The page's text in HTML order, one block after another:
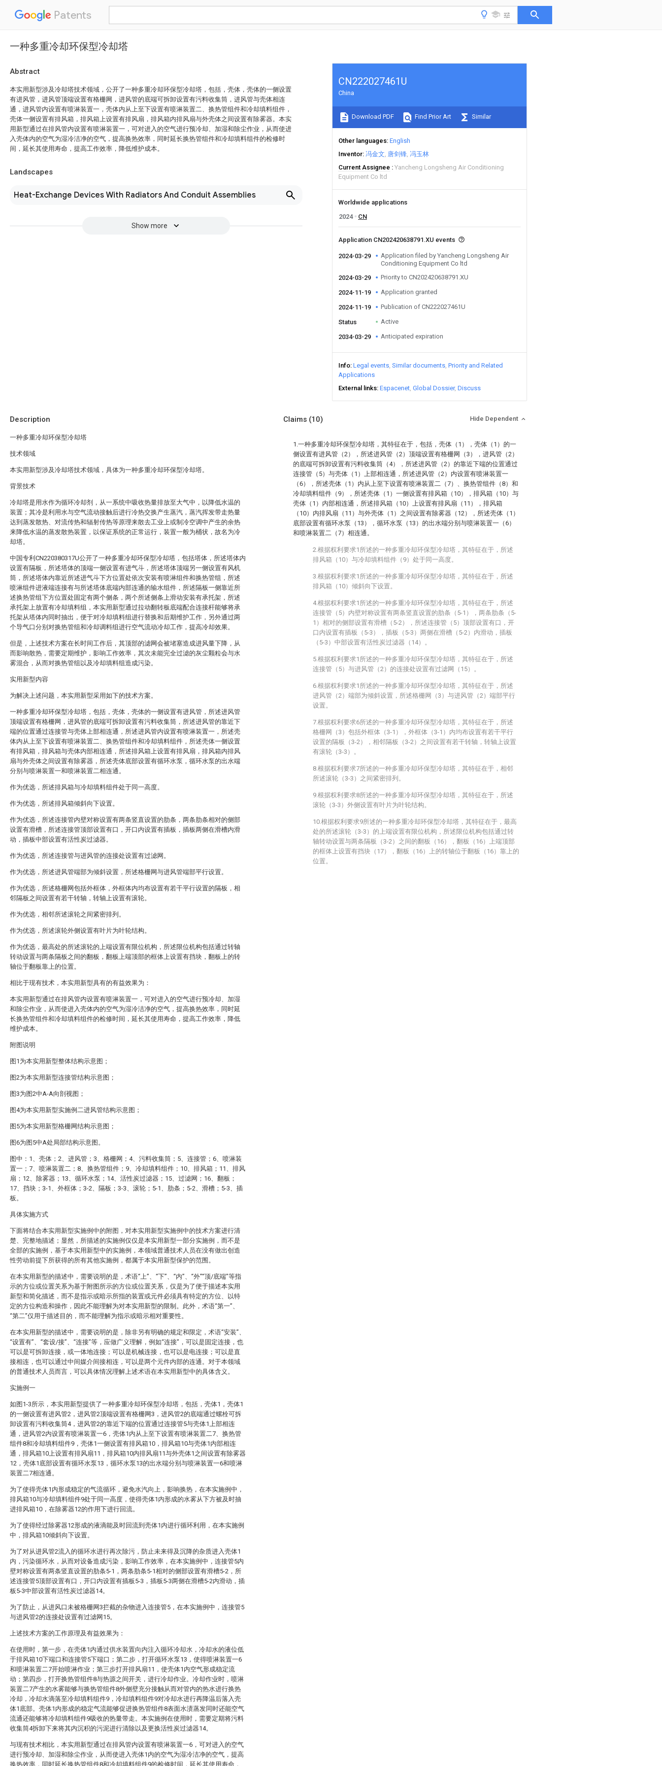
Patents
一种多重冷却环保型冷却塔
Abstract
本实用新型涉及冷却塔技术领域，公开了一种多重冷却环保型冷却塔，包括，壳体，壳体的一侧设置
有进风管，进风管顶端设置有格栅网，进风管的底端可拆卸设置有污料收集筒，进风管与壳体相连
通，进风管内设置有喷淋装置一，壳体内从上至下设置有喷淋装置二、换热管组件和冷却填料组件，
壳体一侧设置有排风箱，排风箱上设置有排风扇，排风箱内排风扇与外壳体之间设置有除雾器。本实
用新型通过在排风管内设置有喷淋装置一，可对进入的空气进行预冷却、加湿和除尘作业，从而使进
入壳体内的空气为湿冷洁净的空气，提高换热效率，同时延长换热管组件和冷却填料组件的检修时
间，延长其使用寿命，提高工作效率，降低维护成本。
Landscapes
Heat-Exchange Devices With Radiators And Conduit Assemblies
Show more
CN222027461U
China
Download PDF Find Prior Art Similar
Other languages English
Inventor 冯金文 唐剑锋 冯玉林
Current Assignee
Yancheng Longsheng Air Conditioning
Equipment Co ltd
Worldwide applications
2024
CN
Application CN202420638791.XU events
2024-03-29
Application filed by Yancheng Longsheng Air
Conditioning Equipment Co ltd
2024-03-29
Priority to CN202420638791.XU
2024-11-19 Application granted
2024-11-19 Publication of CN222027461U
Status Active
2034-03-29 Anticipated expiration
Info Legal events Similar documents Priority and Related
Applications
External links Espacenet Global Dossier Discuss
Description
一种多重冷却环保型冷却塔
技术领域
本实用新型涉及冷却塔技术领域，具体为一种多重冷却环保型冷却塔。
背景技术
冷却塔是用水作为循环冷却剂，从一系统中吸收热量排放至大气中，以降低水温的
装置；其冷是利用水与空气流动接触后进行冷热交换产生蒸汽，蒸汽挥发带走热量
达到蒸发散热、对流传热和辐射传热等原理来散去工业上或制冷空调中产生的余热
来降低水温的蒸发散热装置，以保证系统的正常运行，装置一般为桶状，故名为冷
却塔。
中国专利CN220380317U公开了一种多重冷却环保型冷却塔，包括塔体，所述塔体内
设置有隔板，所述塔体的顶端一侧设置有进气斗，所述塔体顶端另一侧设置有风机
筒，所述塔体内靠近所述进气斗下方位置处依次安装有喷淋组件和换热管组，所述
喷淋组件进液端连接有与所述塔体底端内部连通的输水组件，所述隔板一侧靠近所
述换热管组下方位置处固定有两个侧条，两个所述侧条上滑动安装有承托架，所述
承托架上放置有冷却填料组，本实用新型通过拉动翻转板底端配合连接杆能够将承
托架从塔体内同时抽出，便于对冷却填料组进行替换和后期维护工作，另外通过两
个导气口分别对换热管组和冷却调料组进行空气流动冷却工作，提高冷却效果。
但是，上述技术方案在长时间工作后，其顶部的滤网会被堵塞造成进风量下降，从
而影响散热，需要定期维护，影响工作效率，其次未能完全过滤的灰尘颗粒会与水
雾混合，从而对换热管组以及冷却填料组造成污染。
实用新型内容
为解决上述问题，本实用新型采用如下的技术方案。
一种多重冷却环保型冷却塔，包括，壳体，壳体的一侧设置有进风管，所述进风管
顶端设置有格栅网，进风管的底端可拆卸设置有污料收集筒，所述进风管的靠近下
端的位置通过连接管与壳体上部相连通，所述进风管内设置有喷淋装置一，所述壳
体内从上至下设置有喷淋装置二、换热管组件和冷却填料组件，所述壳体一侧设置
有排风箱，排风箱与壳体内部相连通，所述排风箱上设置有排风扇，排风箱内排风
扇与外壳体之间设置有除雾器，所述壳体底部设置有循环水泵，循环水泵的出水端
分别与喷淋装置一和喷淋装置二相连通。
作为优选，所述排风箱与冷却填料组件处于同一高度。
作为优选，所述排风箱倾斜向下设置。
作为优选，所述连接管内壁对称设置有两条竖直设置的肋条，两条肋条相对的侧部
设置有滑槽，所述连接管顶部设置有口，开口内设置有插板，插板两侧在滑槽内滑
动，插板中部设置有活性炭过滤器。
作为优选，所述连接管与进风管的连接处设置有过滤网。
作为优选，所述进风管端部为倾斜设置，所述格栅网与进风管端部平行设置。
作为优选，所述格栅网包括外框体，外框体内均布设置有若干平行设置的隔板，相
邻隔板之间设置有若干转轴，转轴上设置有滚轮。
作为优选，相邻所述滚轮之间紧密排列。
作为优选，所述滚轮外侧设置有叶片为叶轮结构。
作为优选，最高处的所述滚轮的上端设置有限位机构，所述限位机构包括通过转轴
转动设置与两条隔板之间的翻板，翻板上端顶部的框体上设置有挡块，翻板上的转
轴位于翻板靠上的位置。
相比于现有技术，本实用新型具有的有益效果为：
本实用新型通过在排风管内设置有喷淋装置一，可对进入的空气进行预冷却、加湿
和除尘作业，从而使进入壳体内的空气为湿冷洁净的空气，提高换热效率，同时延
长换热管组件和冷却填料组件的检修时间，延长其使用寿命，提高工作效率，降低
维护成本。
附图说明
图1为本实用新型整体结构示意图；
图2为本实用新型连接管结构示意图；
图3为图2中A-A向剖视图；
图4为本实用新型实施例二进风管结构示意图；
图5为本实用新型格栅网结构示意图；
图6为图5中A处局部结构示意图。
图中：1、壳体；2、进风管；3、格栅网；4、污料收集筒；5、连接管；6、喷淋装
置一；7、喷淋装置二；8、换热管组件；9、冷却填料组件；10、排风箱；11、排风
扇；12、除雾器；13、循环水泵；14、活性炭过滤器；15、过滤网；16、翻板；
17、挡块；3-1、外框体；3-2、隔板；3-3、滚轮；5-1、肋条；5-2、滑槽；5-3、插
板。
具体实施方式
下面将结合本实用新型实施例中的附图，对本实用新型实施例中的技术方案进行清
楚、完整地描述；显然，所描述的实施例仅仅是本实用新型一部分实施例，而不是
全部的实施例，基于本实用新型中的实施例，本领域普通技术人员在没有做出创造
性劳动前提下所获得的所有其他实施例，都属于本实用新型保护的范围。
在本实用新型的描述中，需要说明的是，术语“上”、“下”、“内”、“外”“顶/底端”等指
示的方位或位置关系为基于附图所示的方位或位置关系，仅是为了便于描述本实用
新型和简化描述，而不是指示或暗示所指的装置或元件必须具有特定的方位、以特
定的方位构造和操作，因此不能理解为对本实用新型的限制。此外，术语“第一”、
“第二”仅用于描述目的，而不能理解为指示或暗示相对重要性。
在本实用新型的描述中，需要说明的是，除非另有明确的规定和限定，术语“安装”、
“设置有”、“套设/接”、“连接”等，应做广义理解，例如“连接”，可以是固定连接，也
可以是可拆卸连接，或一体地连接；可以是机械连接，也可以是电连接；可以是直
接相连，也可以通过中间媒介间接相连，可以是两个元件内部的连通。对于本领域
的普通技术人员而言，可以具体情况理解上述术语在本实用新型中的具体含义。
实施例一
如图1-3所示，本实用新型提供了一种多重冷却环保型冷却塔，包括，壳体1，壳体1
的一侧设置有进风管2，进风管2顶端设置有格栅网3，进风管2的底端通过螺栓可拆
卸设置有污料收集筒4，进风管2的靠近下端的位置通过连接管5与壳体1上部相连
通，进风管2内设置有喷淋装置一6，壳体1内从上至下设置有喷淋装置二7、换热管
组件8和冷却填料组件9，壳体1一侧设置有排风箱10，排风箱10与壳体1内部相连
通，排风箱10上设置有排风扇11，排风箱10内排风扇11与外壳体1之间设置有除雾器
12，壳体1底部设置有循环水泵13，循环水泵13的出水端分别与喷淋装置一6和喷淋
装置二7相连通。
为了使得壳体1内形成稳定的气流循环，避免水汽向上，影响换热，在本实施例中，
排风箱10与冷却填料组件9处于同一高度，使得壳体1内形成的水雾从下方被及时抽
进排风箱10，在除雾器12的作用下进行回流。
为了使得经过除雾器12形成的液滴能及时回流到壳体1内进行循环利用，在本实施例
中，排风箱10倾斜向下设置。
为了对从进风管2流入的循环水进行再次除污，防止未来得及沉降的杂质进入壳体1
内，污染循环水，从而对设备造成污染，影响工作效率，在本实施例中，连接管5内
壁对称设置有两条竖直设置的肋条5-1，两条肋条5-1相对的侧部设置有滑槽5-2，所
述连接管5顶部设置有口，开口内设置有插板5-3，插板5-3两侧在滑槽5-2内滑动，插
板5-3中部设置有活性炭过滤器14。
为了防止，从进风口未被格栅网3拦截的杂物进入连接管5，在本实施例中，连接管5
与进风管2的连接处设置有过滤网15。
上述技术方案的工作原理及有益效果为：
在使用时，第一步，在壳体1内通过供水装置向内注入循环冷却水，冷却水的液位低
于排风箱10下端口和连接管5下端口；第二步，打开循环水泵13，使得喷淋装置一6
和喷淋装置二7开始喷淋作业；第三步打开排风扇11，使壳体1内空气形成稳定流
动；第四步，打开换热管组件8与热源之间开关，进行冷却作业。冷却作业时，喷淋
装置二7产生的水雾能够与换热管组件8外侧壁充分接触从而对管内的热水进行换热
冷却，冷却水滴落至冷却填料组件9，冷却填料组件9对冷却水进行再降温后落入壳
体1底部。壳体1内形成的稳定气流能够促进换热管组件8表面水渍蒸发同时还能空气
流通还能够将冷却填料组件9吸收的热量带走。本实施例在使用时，需要定期将污料
收集筒4拆卸下来将其内沉积的污泥进行清除以及更换活性炭过滤器14。
与现有技术相比，本实用新型通过在排风管内设置有喷淋装置一6，可对进入的空气
进行预冷却、加湿和除尘作业，从而使进入壳体1内的空气为湿冷洁净的空气，提高
换热效率，同时延长换热管组件8和冷却填料组件9的检修时间，延长其使用寿命，
Claims (10) Hide Dependent
1.一种多重冷却环保型冷却塔，其特征在于，包括，壳体（1），壳体（1）的一
侧设置有进风管（2），所述进风管（2）顶端设置有格栅网（3），进风管（2）
的底端可拆卸设置有污料收集筒（4），所述进风管（2）的靠近下端的位置通过
连接管（5）与壳体（1）上部相连通，所述进风管（2）内设置有喷淋装置一
（6），所述壳体（1）内从上至下设置有喷淋装置二（7）、换热管组件（8）和
冷却填料组件（9），所述壳体（1）一侧设置有排风箱（10），排风箱（10）与
壳体（1）内部相连通，所述排风箱（10）上设置有排风扇（11），排风箱
（10）内排风扇（11）与外壳体（1）之间设置有除雾器（12），所述壳体（1）
底部设置有循环水泵（13），循环水泵（13）的出水端分别与喷淋装置一（6）
和喷淋装置二（7）相连通。
2.根据权利要求1所述的一种多重冷却环保型冷却塔，其特征在于，所述
排风箱（10）与冷却填料组件（9）处于同一高度。
3.根据权利要求1所述的一种多重冷却环保型冷却塔，其特征在于，所述
排风箱（10）倾斜向下设置。
4.根据权利要求1所述的一种多重冷却环保型冷却塔，其特征在于，所述
连接管（5）内壁对称设置有两条竖直设置的肋条（5-1），两条肋条（5-
1）相对的侧部设置有滑槽（5-2），所述连接管（5）顶部设置有口，开
口内设置有插板（5-3），插板（5-3）两侧在滑槽（5-2）内滑动，插板
（5-3）中部设置有活性炭过滤器（14）。
5.根据权利要求1所述的一种多重冷却环保型冷却塔，其特征在于，所述
连接管（5）与进风管（2）的连接处设置有过滤网（15）。
6.根据权利要求1所述的一种多重冷却环保型冷却塔，其特征在于，所述
进风管（2）端部为倾斜设置，所述格栅网（3）与进风管（2）端部平行
设置。
7.根据权利要求6所述的一种多重冷却环保型冷却塔，其特征在于，所述
格栅网（3）包括外框体（3-1），外框体（3-1）内均布设置有若干平行
设置的隔板（3-2），相邻隔板（3-2）之间设置有若干转轴，转轴上设置
有滚轮（3-3）。
8.根据权利要求7所述的一种多重冷却环保型冷却塔，其特征在于，相邻
所述滚轮（3-3）之间紧密排列。
9.根据权利要求8所述的一种多重冷却环保型冷却塔，其特征在于，所述
滚轮（3-3）外侧设置有叶片为叶轮结构。
10.根据权利要求9所述的一种多重冷却环保型冷却塔，其特征在于，最高
处的所述滚轮（3-3）的上端设置有限位机构，所述限位机构包括通过转
轴转动设置与两条隔板（3-2）之间的翻板（16），翻板（16）上端顶部
的框体上设置有挡块（17），翻板（16）上的转轴位于翻板（16）靠上的
位置。